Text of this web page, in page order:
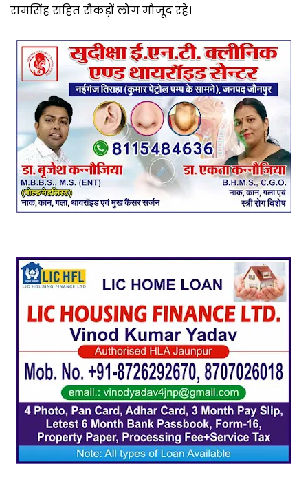
रामसिंह सहित सैकड़ों लोग मौजूद रहे।